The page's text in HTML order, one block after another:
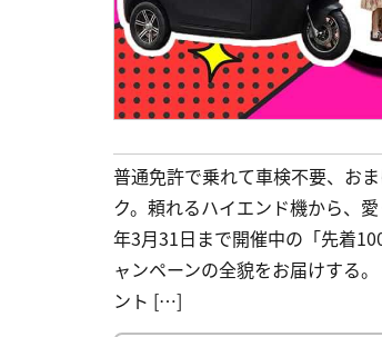
普通免許で乗れて車検不要、お
ク。頼れるハイエンド機から、
年3月31日まで開催中の「先着
ャンペーンの全貌をお届けする
ント […]